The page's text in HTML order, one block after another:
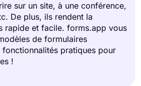
sur un site, à une conférence,
De plus, ils rendent la
rapide et facile. forms.app vous
de formulaires
pratiques pour
!